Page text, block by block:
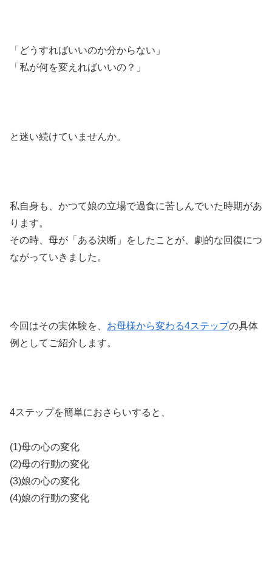
「どうすればいいのか分からない」
「私が何を変えればいいの？」
と迷い続けていませんか。
私自身も、かつて娘の立場で過食に苦しんでいた時期があ
ります。
その時、母が「ある決断」をしたことが、劇的な回復につ
ながっていきました。
今回はその実体験を、 お母様から変わる4ステップの具体
例としてご紹介します。
4ステップを簡単におさらいすると、
(1)母の心の変化
(2)母の行動の変化
(3)娘の心の変化
(4)娘の行動の変化